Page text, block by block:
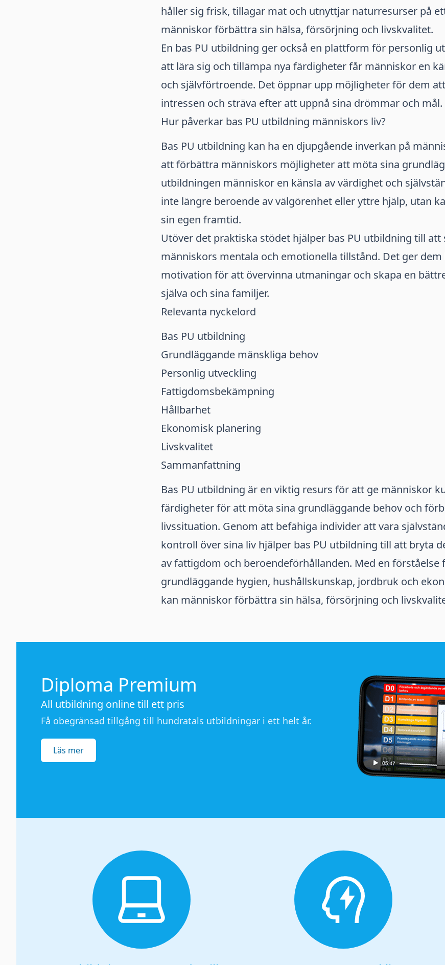
håller sig frisk, tillagar mat och utnyttjar naturresurser på
människor förbättra sin hälsa, försörjning och livskvalitet.
En bas PU utbildning ger också en plattform för personlig
att lära sig och tillämpa nya färdigheter får människor en
och självförtroende. Det öppnar upp möjligheter för dem
intressen och sträva efter att uppnå sina drömmar och mål.
Hur påverkar bas PU utbildning människors liv?
Bas PU utbildning kan ha en djupgående inverkan på
att förbättra människors möjligheter att möta sina
utbildningen människor en känsla av värdighet och
inte längre beroende av välgörenhet eller yttre hjälp, utan
sin egen framtid.
Utöver det praktiska stödet hjälper bas PU utbildning till att
människors mentala och emotionella tillstånd. Det ger dem
motivation för att övervinna utmaningar och skapa en
själva och sina familjer.
Relevanta nyckelord
Bas PU utbildning
Grundläggande mänskliga behov
Personlig utveckling
Fattigdomsbekämpning
Hållbarhet
Ekonomisk planering
Livskvalitet
Sammanfattning
Bas PU utbildning är en viktig resurs för att ge människor
färdigheter för att möta sina grundläggande behov och
livssituation. Genom att befähiga individer att vara
kontroll över sina liv hjälper bas PU utbildning till att bryta
av fattigdom och beroendeförhållanden. Med en förståelse
grundläggande hygien, hushållskunskap, jordbruk och
kan människor förbättra sin hälsa, försörjning och
Diploma Premium
All utbildning online till ett pris
Få obegränsad tillgång till hundratals utbildningar i ett helt år.
Läs mer